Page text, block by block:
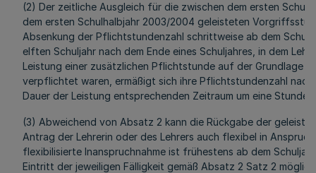
(2) Der zeitliche Ausgleich für die zwischen dem ersten
dem ersten Schulhalbjahr 2003/2004 geleisteten
Absenkung der Pflichtstundenzahl schrittweise ab dem
elften Schuljahr nach dem Ende eines Schuljahres, in dem
Leistung einer zusätzlichen Pflichtstunde auf der Grundlage
verpflichtet waren, ermäßigt sich ihre Pflichtstundenzahl nach
Dauer der Leistung entsprechenden Zeitraum um eine Stunde.
(3) Abweichend von Absatz 2 kann die Rückgabe der
Antrag der Lehrerin oder des Lehrers auch flexibel in
flexibilisierte Inanspruchnahme ist frühestens ab dem
Eintritt der jeweiligen Fälligkeit gemäß Absatz 2 Satz 2